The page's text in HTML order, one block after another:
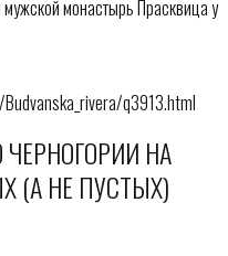
монастырь Прасквица у
q3913.html
НА
(А НЕ ПУСТЫХ)